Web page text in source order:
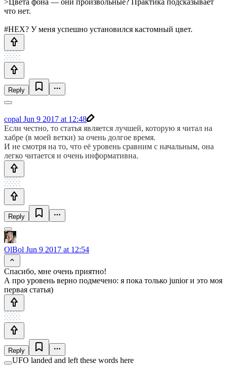
что нет.
#HEX? У меня успешно установился кастомный цвет.
Reply
copal Jun 9 2017 at 12:48
Если честно, то статья является лучшей, которую я читал на
хабре (в моей ветки) за очень долгое время.
И не смотря на то, что её уровень сравним с начальным, она
легко читается и очень информативна.
Reply
OlBol Jun 9 2017 at 12:54
Спасибо, мне очень приятно!
А про уровень верно подмечено: я пока только junior и это моя
первая статья)
Reply
UFO landed and left these words here